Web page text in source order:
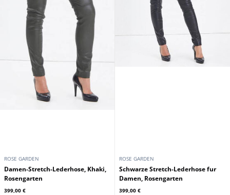
ROSE GARDEN
Damen-Stretch-Lederhose, Khaki,
Rosengarten
399,00 €
ROSE GARDEN
Schwarze Stretch-Lederhose fur
Damen, Rosengarten
399,00 €